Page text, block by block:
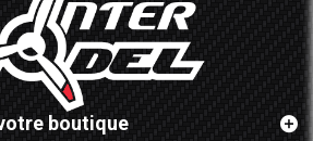
boutique